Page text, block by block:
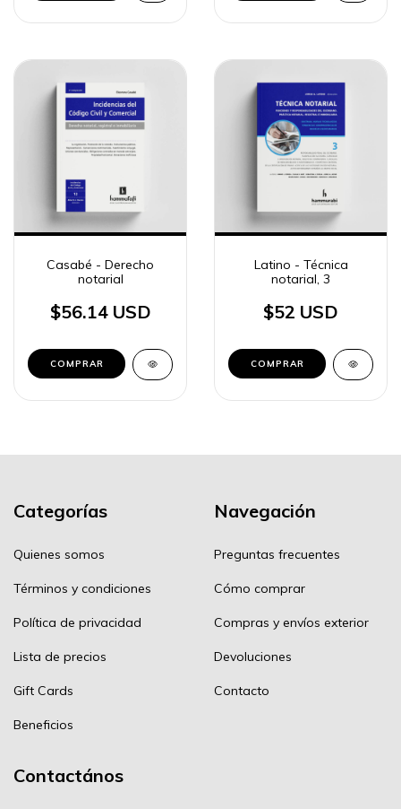
Casabé - Derecho
notarial
$56.14 USD
COMPRAR
Latino - Técnica
notarial, 3
$52 USD
COMPRAR
Categorías
Quienes somos
Términos y condiciones
Política de privacidad
Lista de precios
Gift Cards
Beneficios
Navegación
Preguntas frecuentes
Cómo comprar
Compras y envíos exterior
Devoluciones
Contacto
Contactános